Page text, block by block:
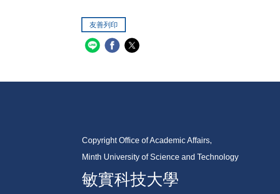
友善列印
Copyright Office of Academic Affairs,
Minth University of Science and Technology
敏實科技大學